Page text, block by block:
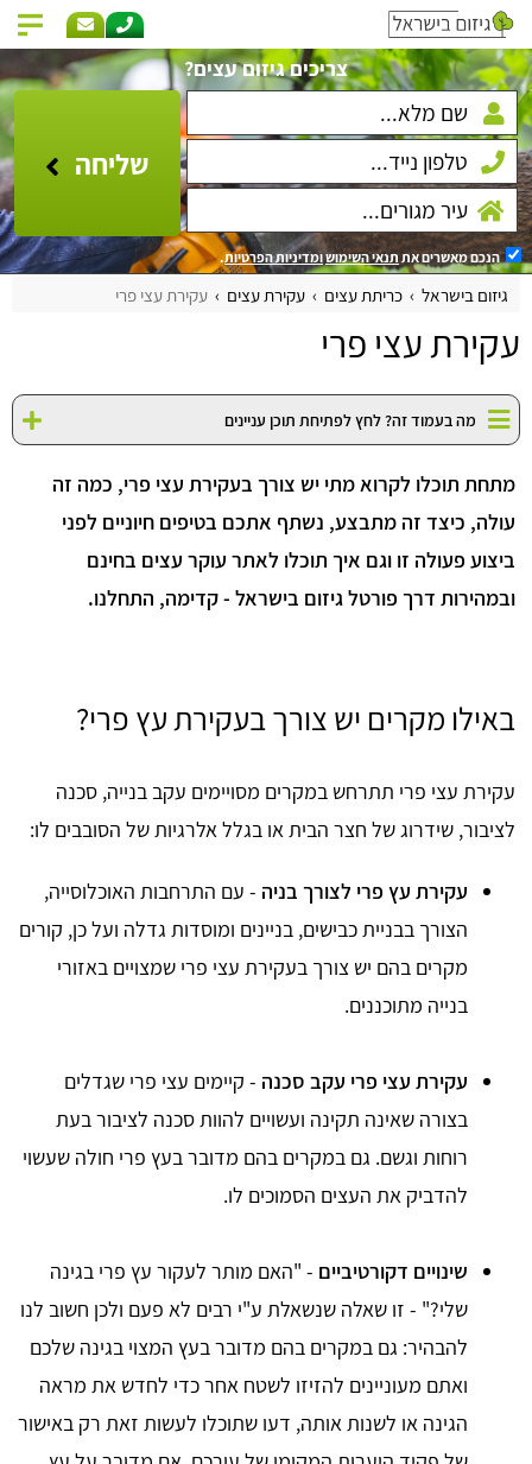
צריכים גיזום עצים?
שליחה
הנכם מאשרים את תנאי השימושומדיניות הפרטיות.
גיזום בישראל כריתת עצים עקירת עצים עקירת עצי פרי
עקירת עצי פרי
מה בעמוד זה? לחץ לפתיחת תוכן עניינים
מתחת תוכלו לקרוא מתי יש צורך בעקירת עצי פרי, כמה זה
עולה, כיצד זה מתבצע, נשתף אתכם בטיפים חיוניים לפני
ביצוע פעולה זו וגם איך תוכלו לאתר עוקר עצים בחינם
ובמהירות דרך פורטל גיזום בישראל - קדימה, התחלנו.
באילו מקרים יש צורך בעקירת עץ פרי?
עקירת עצי פרי תתרחש במקרים מסויימים עקב בנייה, סכנה
לציבור, שידרוג של חצר הבית או בגלל אלרגיות של הסובבים לו:
עקירת עץ פרי לצורך בניה - עם התרחבות האוכלוסייה,
הצורך בבניית כבישים, בניינים ומוסדות גדלה ועל כן, קורים
מקרים בהם יש צורך בעקירת עצי פרי שמצויים באזורי
בנייה מתוכננים.
עקירת עצי פרי עקב סכנה - קיימים עצי פרי שגדלים
בצורה שאינה תקינה ועשויים להוות סכנה לציבור בעת
רוחות וגשם. גם במקרים בהם מדובר בעץ פרי חולה שעשוי
להדביק את העצים הסמוכים לו.
שינויים דקורטיביים - "האם מותר לעקור עץ פרי בגינה
שלי?" - זו שאלה שנשאלת ע"י רבים לא פעם ולכן חשוב לנו
להבהיר: גם במקרים בהם מדובר בעץ המצוי בגינה שלכם
ואתם מעוניינים להזיזו לשטח אחר כדי לחדש את מראה
הגינה או לשנות אותה, דעו שתוכלו לעשות זאת רק באישור